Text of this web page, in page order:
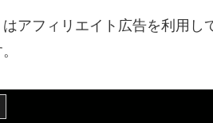
アフィリエイト広告を利用し